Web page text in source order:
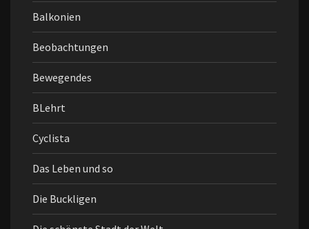
Balkonien
Beobachtungen
Bewegendes
BLehrt
Cyclista
Das Leben und so
Die Buckligen